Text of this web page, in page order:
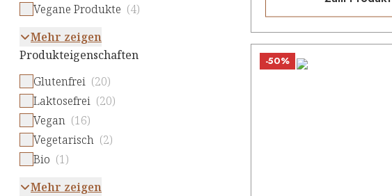
Vegane Produkte (4)
Mehr zeigen
Produkteigenschaften
Glutenfrei (20)
Laktosefrei (20)
Vegan (16)
Vegetarisch (2)
Bio (1)
Mehr zeigen
-50%